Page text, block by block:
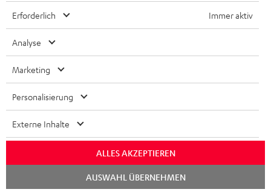
Dominik R.
Ich bin sehr zufrieden, der Klang ist sowohl bei Filmen als auch
bei Musik hervorragend, die Lautsprecher sind sehr solide
verarbeitet, habe
Komplette Bewertung lesen
Peter F.
(automatisch übersetzt *)
Erforderlich Immer aktiv
Analyse
Marketing
Personalisierung
Externe Inhalte
ALLES AKZEPTIEREN
AUSWAHL ÜBERNEHMEN